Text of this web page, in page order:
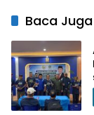
Baca Juga